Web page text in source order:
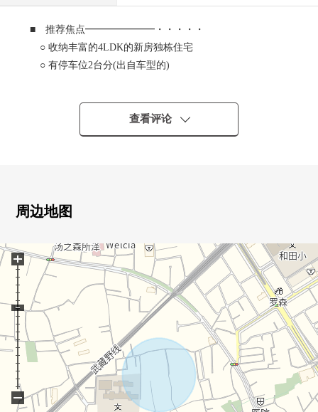
■ 推荐焦点━━━━━━━・・・・・
○ 收纳丰富的4LDK的新房独栋住宅
○ 有停车位2台分(出自车型的)
○ 厨房天花板吊頂
○ 备有生活便利设施的居住环境
○ 浴室暖气烘干机
○ 温水冲洗功能在的马桶座(1F、2F)
○ 附带TV监视器的内部对讲机
○ 全窗复数层玻璃
○ 门口电子锁
■ 从负责人一句话━━━━━━━━━・・・・・
○ 也把周边环境以及周边施设合起来，不仅本房源而且，
做向导吧。
○ 也一共接受移动(重新购买)需讨论。
○ 想要参观的顾客敬请垂询到负责早熟。
查看评论
周边地图
+
−